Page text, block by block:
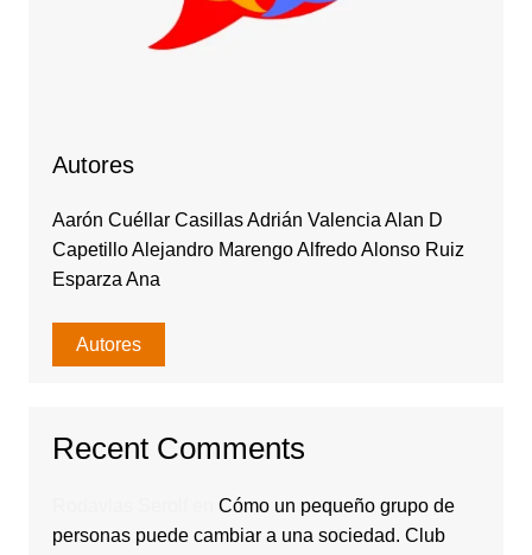
Autores
Aarón Cuéllar Casillas Adrián Valencia Alan D
Capetillo Alejandro Marengo Alfredo Alonso Ruiz
Esparza Ana
Autores
Recent Comments
Cómo un pequeño grupo de
personas puede cambiar a una sociedad. Club